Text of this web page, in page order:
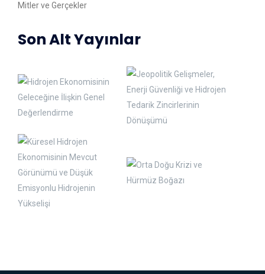
Mitler ve Gerçekler
Son Alt Yayınlar